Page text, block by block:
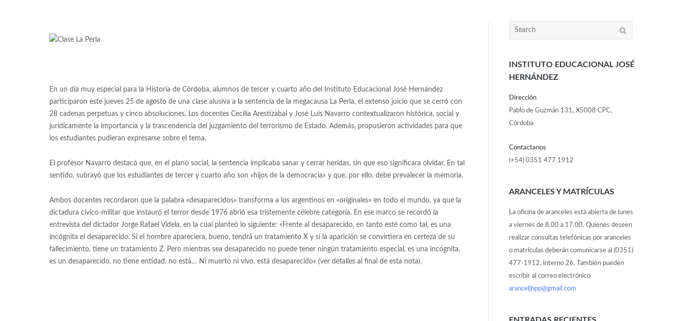
En un día muy especial para la Historia de Córdoba, alumnos de tercer y cuarto año del Instituto Educacional José Hernández
participaron este jueves 25 de agosto de una clase alusiva a la sentencia de la megacausa La Perla, el extenso juicio que se cerró con
28 cadenas perpetuas y cinco absoluciones. Los docentes Cecilia Arestizabal y José Luis Navarro contextualizaron histórica, social y
jurídicamente la importancia y la trascendencia del juzgamiento del terrorismo de Estado. Además, propusieron actividades para que
los estudiantes pudieran expresarse sobre el tema.
El profesor Navarro destacó que, en el plano social, la sentencia implicaba sanar y cerrar heridas, sin que eso significara olvidar. En tal
sentido, subrayó que los estudiantes de tercer y cuarto año son «hijos de la democracia» y que, por ello, debe prevalecer la memoria.
Ambos docentes recordaron que la palabra «desaparecidos» transforma a los argentinos en «originales» en todo el mundo, ya que la
dictadura cívico-militar que instauró el terror desde 1976 abrió esa tristemente célebre categoría. En ese marco se recordó la
entrevista del dictador Jorge Rafael Videla, en la cual planteó lo siguiente: «Frente al desaparecido, en tanto esté como tal, es una
incógnita el desaparecido. Si el hombre apareciera, bueno, tendrá un tratamiento X y si la aparición se convirtiera en certeza de su
fallecimiento, tiene un tratamiento Z. Pero mientras sea desaparecido no puede tener ningún tratamiento especial, es una incógnita,
es un desaparecido, no tiene entidad, no está… Ni muerto ni vivo, está desaparecido» (ver detalles al final de esta nota).
INSTITUTO EDUCACIONAL JOSÉ
HERNÁNDEZ
Dirección
Pablo de Guzmán 131, X5008 CPC,
Córdoba
Contactanos
(+54) 0351 477 1912
ARANCELES Y MATRÍCULAS
La oficina de aranceles está abierta de lunes
a viernes de 8.00 a 17.00. Quienes deseen
realizar consultas telefónicas por aranceles
o matrículas deberán comunicarse al (0351)
477-1912, interno 26. También pueden
escribir al correo electrónico
aranceljhpp@gmail.com